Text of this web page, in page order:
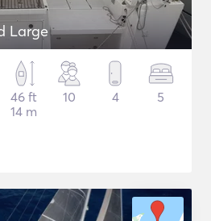
Large
46 ft
14 m
10 4 5